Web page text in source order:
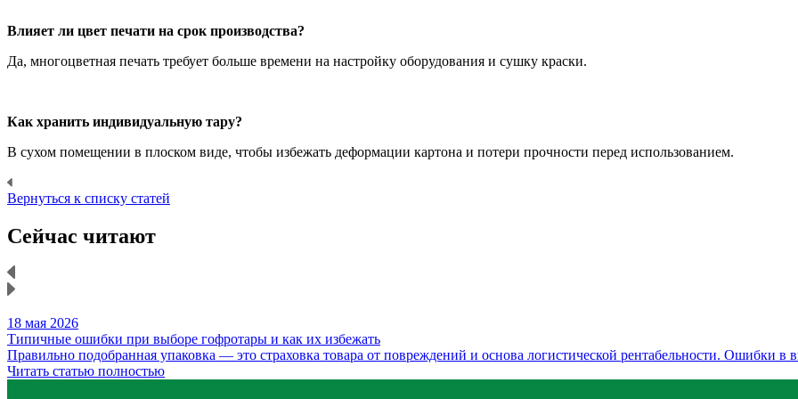
Влияет ли цвет печати на срок производства?
Да, многоцветная печать требует больше времени на настройку оборудования и сушку краски.
Как хранить индивидуальную тару?
В сухом помещении в плоском виде, чтобы избежать деформации картона и потери прочности перед использованием.
Вернуться к списку статей
Сейчас читают
18 мая 2026
Типичные ошибки при выборе гофротары и как их избежать
Правильно подобранная упаковка — это страховка товара от повреждений и основа логистической рентабельности. Ошибки в
Читать статью полностью